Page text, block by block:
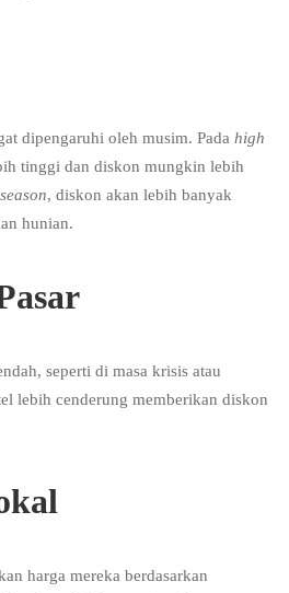
dipengaruhi oleh musim. Pada high
tinggi dan diskon mungkin lebih
, diskon akan lebih banyak
hunian.
seperti di masa krisis atau
lebih cenderung memberikan diskon
harga mereka berdasarkan